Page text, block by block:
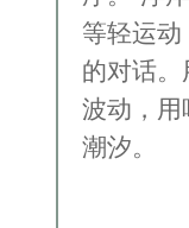
等轻运
的对话
波动，用
潮汐。